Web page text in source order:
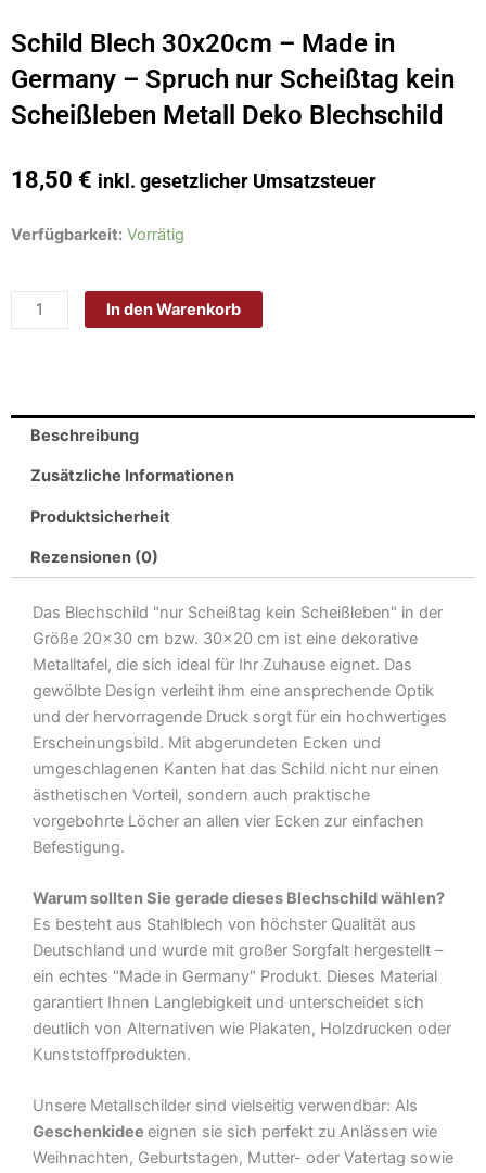
Schild Blech 30x20cm – Made in
Germany – Spruch nur Scheißtag kein
Scheißleben Metall Deko Blechschild
18,50 € inkl. gesetzlicher Umsatzsteuer
Verfügbarkeit: Vorrätig
Schild
-
Spruch
nur
kein
Scheißleben
Metall
Blechschild
Menge
In den Warenkorb
Beschreibung
Zusätzliche Informationen
Produktsicherheit
Rezensionen (0)
Das Blechschild "nur Scheißtag kein Scheißleben" in der
Größe 20×30 cm bzw. 30×20 cm ist eine dekorative
Metalltafel, die sich ideal für Ihr Zuhause eignet. Das
gewölbte Design verleiht ihm eine ansprechende Optik
und der hervorragende Druck sorgt für ein hochwertiges
Erscheinungsbild. Mit abgerundeten Ecken und
umgeschlagenen Kanten hat das Schild nicht nur einen
ästhetischen Vorteil, sondern auch praktische
vorgebohrte Löcher an allen vier Ecken zur einfachen
Befestigung.
Warum sollten Sie gerade dieses Blechschild wählen?
Es besteht aus Stahlblech von höchster Qualität aus
Deutschland und wurde mit großer Sorgfalt hergestellt –
ein echtes "Made in Germany" Produkt. Dieses Material
garantiert Ihnen Langlebigkeit und unterscheidet sich
deutlich von Alternativen wie Plakaten, Holzdrucken oder
Kunststoffprodukten.
Unsere Metallschilder sind vielseitig verwendbar: Als
Geschenkidee eignen sie sich perfekt zu Anlässen wie
Weihnachten, Geburtstagen, Mutter- oder Vatertag sowie